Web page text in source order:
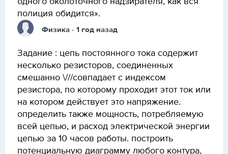
полиция обидится».
Физика - 1 год назад
Задание : цепь постоянного тока содержит
несколько резисторов, соединенных
смешанно \///совпадает с индексом
резистора, по которому проходит этот ток или
на котором действует это напряжение.
определить также мощность, потребляемую
всей цепью, и расход электрической энергии
цепью за 10 часов работы. построить
потенциальную диаграмму любого контура,